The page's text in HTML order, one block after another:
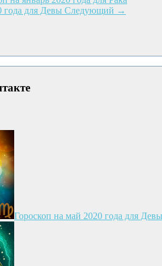
года для Девы Следующий →
Гороскоп на май 2020 года для Девы